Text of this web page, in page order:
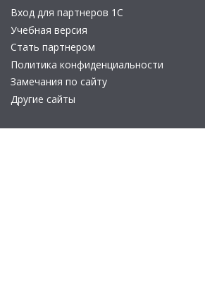
Вход для партнеров 1С
Учебная версия
Стать партнером
Политика конфиденциальности
Замечания по сайту
Другие сайты